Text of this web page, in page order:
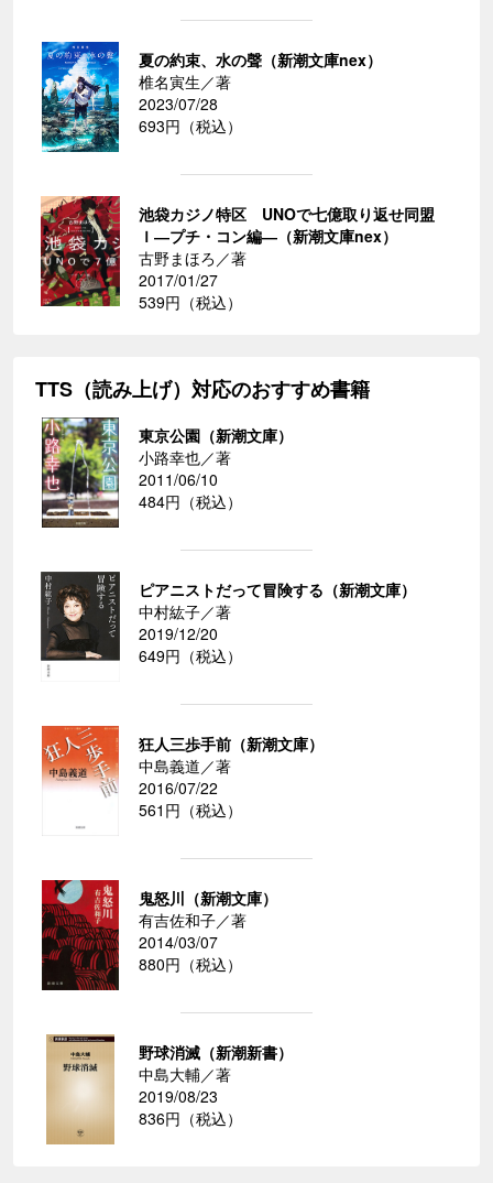
夏の約束、水の聲（新潮文庫nex）
椎名寅生／著
2023/07/28
693円（税込）
池袋カジノ特区 UNOで七億取り返せ同盟
Ｉ―プチ・コン編―（新潮文庫nex）
古野まほろ／著
2017/01/27
539円（税込）
TTS（読み上げ）対応のおすすめ書籍
東京公園（新潮文庫）
小路幸也／著
2011/06/10
484円（税込）
ピアニストだって冒険する（新潮文庫）
中村紘子／著
2019/12/20
649円（税込）
狂人三歩手前（新潮文庫）
中島義道／著
2016/07/22
561円（税込）
鬼怒川（新潮文庫）
有吉佐和子／著
2014/03/07
880円（税込）
野球消滅（新潮新書）
中島大輔／著
2019/08/23
836円（税込）